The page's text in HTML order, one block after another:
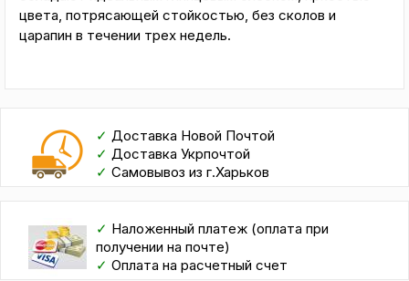
цвета, потрясающей стойкостью, без сколов и
царапин в течении трех недель.
✓ Доставка Новой Почтой
✓ Доставка Укрпочтой
✓ Самовывоз из г.Харьков
✓ Наложенный платеж (оплата при
получении на почте)
✓ Оплата на расчетный счет